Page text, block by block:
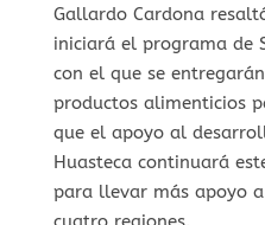
Gallardo Cardona
iniciará el programa de
con el que se
productos alimenticios
que el apoyo al
Huasteca continuará
para llevar más apoyo